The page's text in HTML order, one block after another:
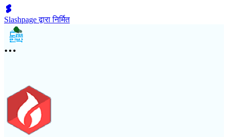
Slashpage द्वारा निर्मित